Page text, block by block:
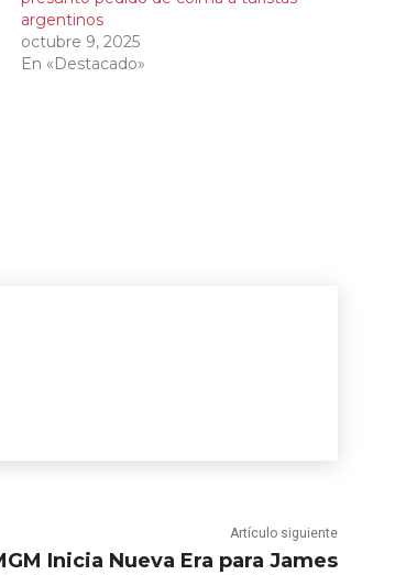
argentinos
octubre 9, 2025
En «Destacado»
Artículo siguiente
Inicia Nueva Era para James